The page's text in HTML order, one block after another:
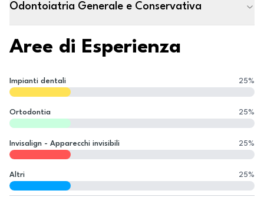
Odontoiatria Generale e Conservativa
Aree di Esperienza
Impianti dentali 25%
Ortodontia 25%
Invisalign - Apparecchi invisibili 25%
Altri 25%